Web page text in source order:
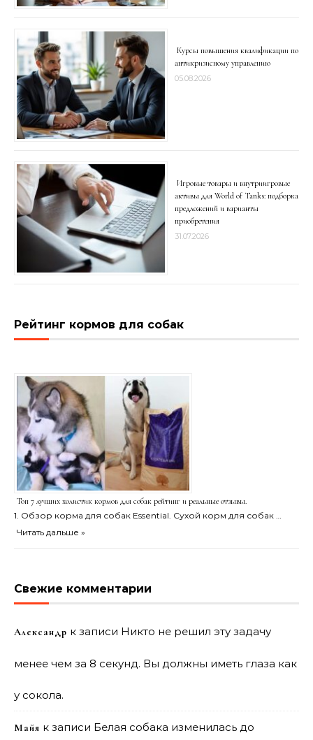
Курсы повышения квалификации по
антикризисному управлению
05.08.2026
Игровые товары и внутриигровые
активы для World of Tanks: подборка
предложений и варианты
приобретения
31.07.2026
Рейтинг кормов для собак
Топ 7 лучших холистик кормов для собак рейтинг и реальные отзывы.
1. Обзор корма для собак Essential. Сухой корм для собак …
Читать дальше »
Свежие комментарии
Александр к записи Никто не решил эту задачу
менее чем за 8 секунд. Вы должны иметь глаза как
у сокола.
Майя к записи Белая собака изменилась до